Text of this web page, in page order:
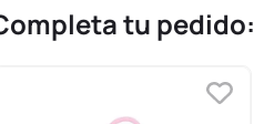
tu pedido: